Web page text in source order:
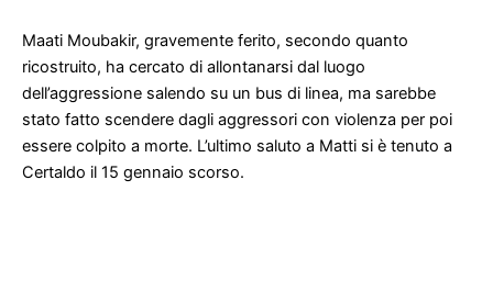
Maati Moubakir, gravemente ferito, secondo quanto
ricostruito, ha cercato di allontanarsi dal luogo
dell’aggressione salendo su un bus di linea, ma sarebbe
stato fatto scendere dagli aggressori con violenza per poi
essere colpito a morte. L’ultimo saluto a Matti si è tenuto a
Certaldo il 15 gennaio scorso.